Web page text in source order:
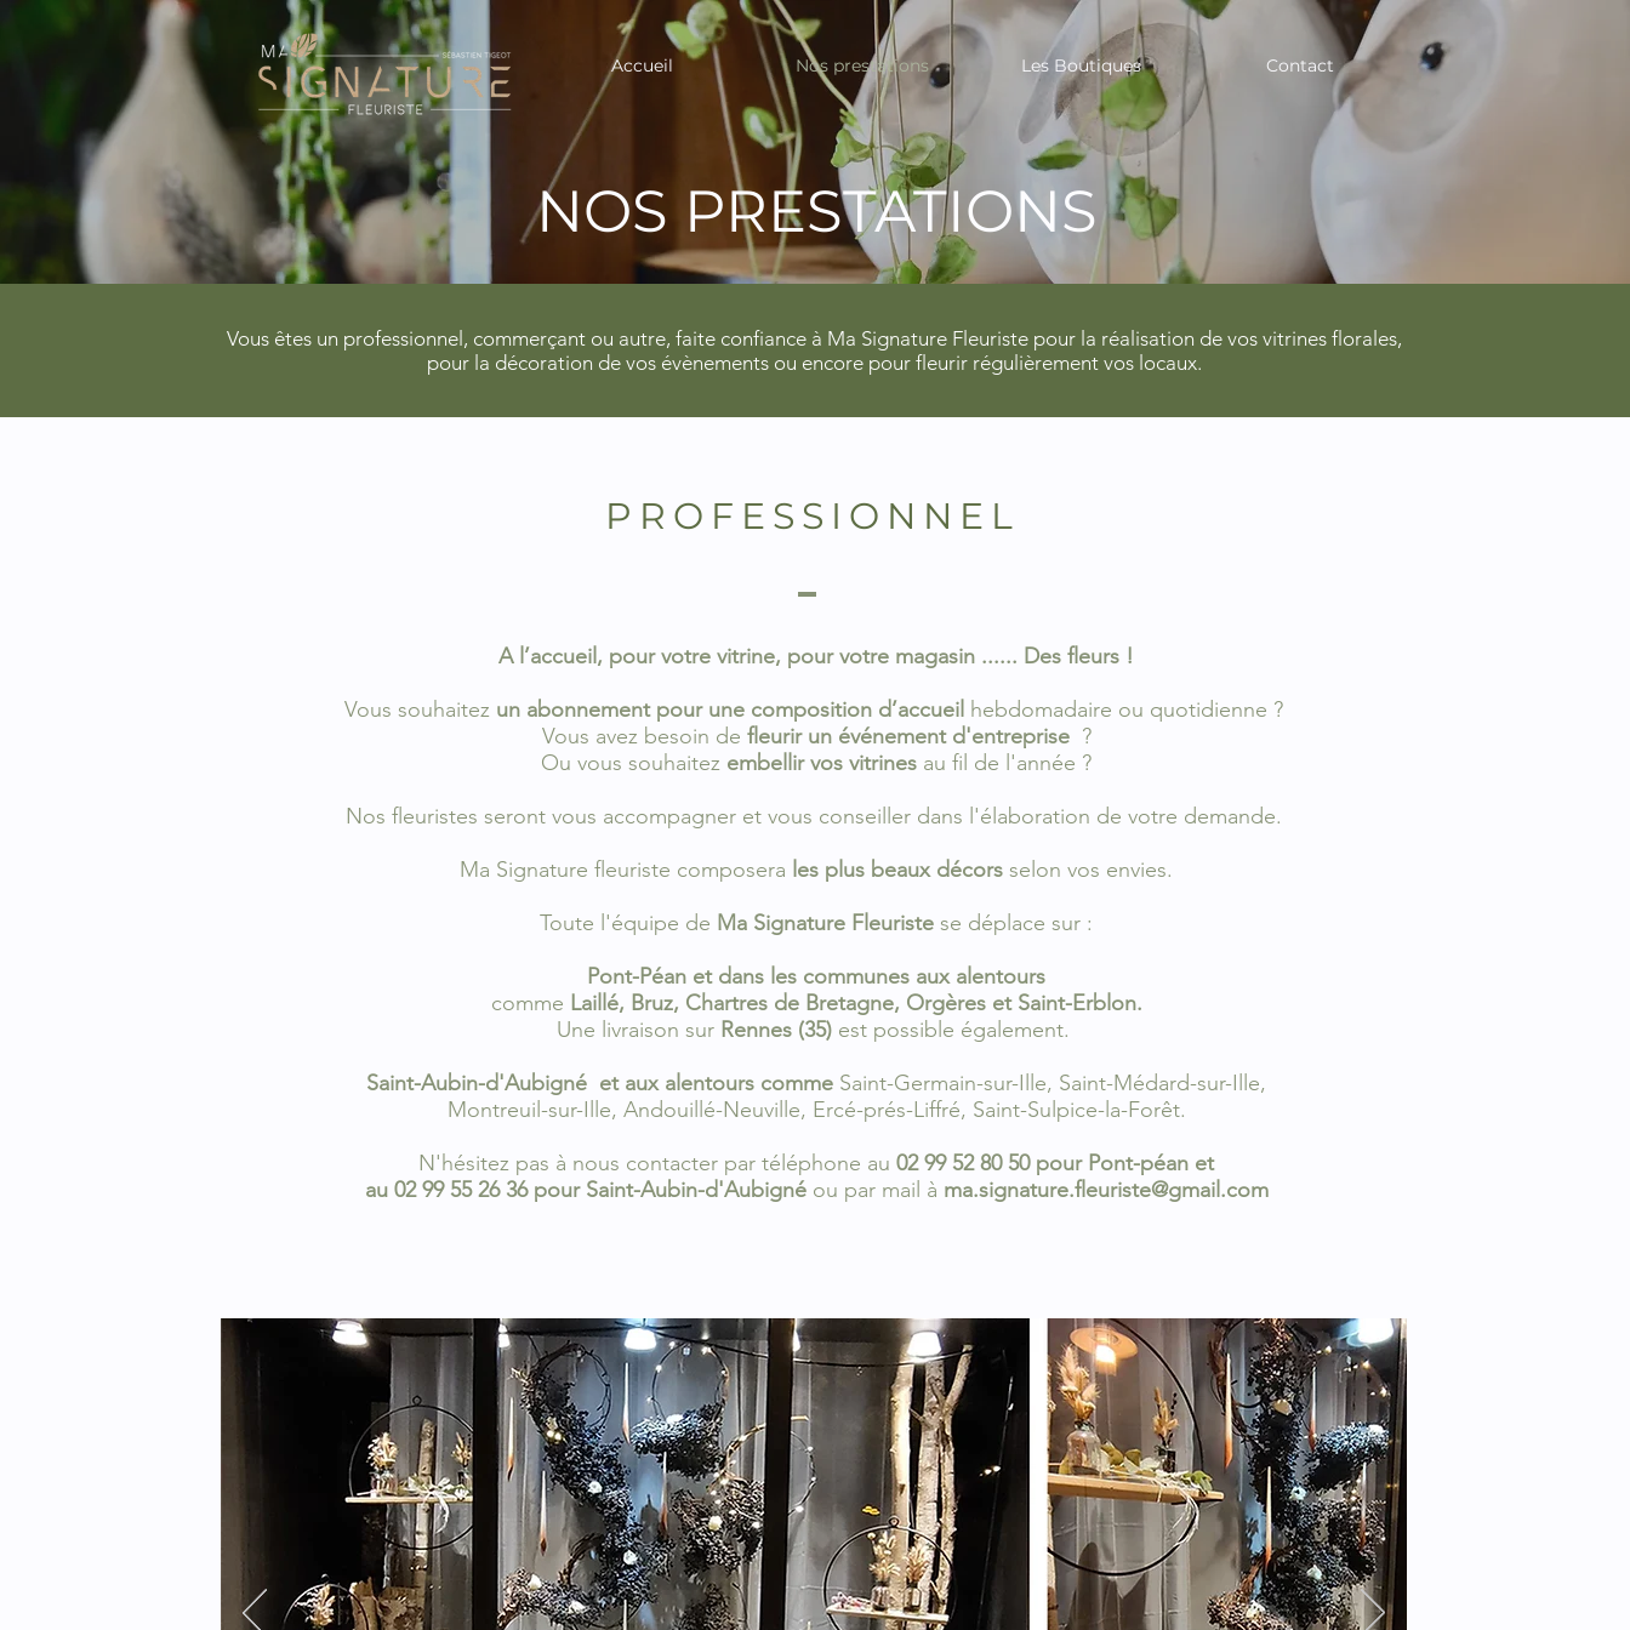
Accueil Nos prestations Les Boutiques Contact
NOS PRESTATIONS
Vous êtes un professionnel, commerçant ou autre, faite confiance à Ma Signature Fleuriste pour la réalisation de vos vitrines florales,
pour la décoration de vos évènements ou encore pour fleurir régulièrement vos locaux.
PROFESSIONNEL​
A l’accueil, pour votre vitrine, pour votre magasin ...... Des fleurs !
Vous souhaitez un abonnement pour une composition d’accueil hebdomadaire ou quotidienne ?
Vous avez besoin de fleurir un événement d'entreprise?
Ou vous souhaitez embellir vos vitrines au fil de l'année ?
Nos fleuristes seront vous accompagner et vous conseiller dans l'élaboration de votre demande.
Ma Signature fleuriste composera les plus beaux décors selon vos envies.
Toute l'équipe de Ma Signature Fleuriste se déplace sur :
Pont-Péan et dans les communes aux alentours
comme Laillé, Bruz, Chartres de Bretagne, Orgères et Saint-Erblon.
Une livraison sur Rennes (35) est possible également.
Saint-Aubin-d'Aubigné et aux alentours comme Saint-Germain-sur-Ille, Saint-Médard-sur-Ille,
Montreuil-sur-Ille, Andouillé-Neuville, Ercé-prés-Liffré, Saint-Sulpice-la-Forêt.
N'hésitez pas à nous contacter par téléphone au 02 99 52 80 50 pour Pont-péan et
au 02 99 55 26 36 pour Saint-Aubin-d'Aubigné ou par mail à ma.signature.fleuriste@gmail.com